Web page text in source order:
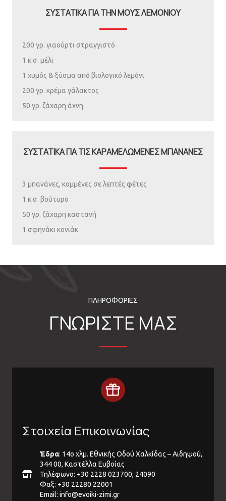
ΣΥΣΤΑΤΙΚΑ ΓΙΑ ΤΗΝ ΜΟΥΣ ΛΕΜΟΝΙΟΥ
200 γρ. γιαούρτι στραγγιστό
1 κ.σ. μέλι
1 χυμός & ξύσμα από βιολογικό λεμόνι
200 γρ. κρέμα γάλακτος
50 γρ. ζάχαρη άχνη
ΣΥΣΤΑΤΙΚΑ ΓΙΑ ΤΙΣ ΚΑΡΑΜΕΛΩΜΕΝΕΣ ΜΠΑΝΑΝΕΣ
3 μπανάνες, κομμένες σε λεπτές φέτες
1 κ.σ. βούτυρο
50 γρ. ζάχαρη καστανή
1 σφηνάκι κονιάκ
ΠΛΗΡΟΦΟΡΙΕΣ
ΓΝΩΡΙΣΤΕ ΜΑΣ
Στοιχεία Επικοινωνίας
Έδρα: 14ο χλμ. Εθνικής Οδού Χαλκίδας – Αιδηψού,
344 00, Καστέλλα Ευβοίας
Τηλέφωνο: +30 2228 023700, 24090
Φαξ: +30 22280 22001
Email: info@evoiki-zimi.gr